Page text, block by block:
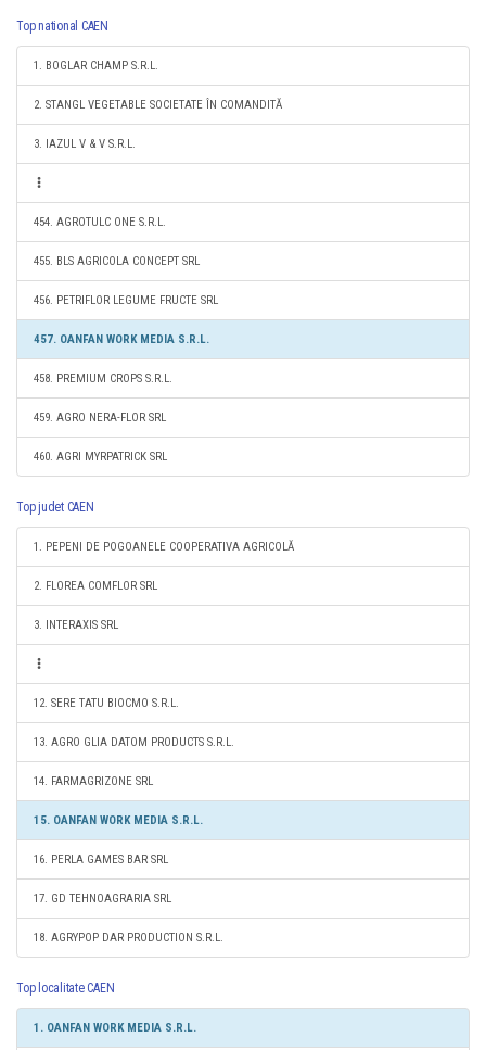
Top national CAEN
1. BOGLAR CHAMP S.R.L.
2. STANGL VEGETABLE SOCIETATE ÎN COMANDITĂ
3. IAZUL V & V S.R.L.
454. AGROTULC ONE S.R.L.
455. BLS AGRICOLA CONCEPT SRL
456. PETRIFLOR LEGUME FRUCTE SRL
457. OANFAN WORK MEDIA S.R.L.
458. PREMIUM CROPS S.R.L.
459. AGRO NERA-FLOR SRL
460. AGRI MYRPATRICK SRL
Top judet CAEN
1. PEPENI DE POGOANELE COOPERATIVA AGRICOLĂ
2. FLOREA COMFLOR SRL
3. INTERAXIS SRL
12. SERE TATU BIOCMO S.R.L.
13. AGRO GLIA DATOM PRODUCTS S.R.L.
14. FARMAGRIZONE SRL
15. OANFAN WORK MEDIA S.R.L.
16. PERLA GAMES BAR SRL
17. GD TEHNOAGRARIA SRL
18. AGRYPOP DAR PRODUCTION S.R.L.
Top localitate CAEN
1. OANFAN WORK MEDIA S.R.L.